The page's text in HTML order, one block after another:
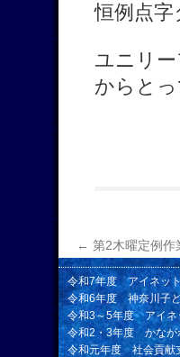
恒例点
ユニリ
からと
← 第2木曜定例
令和7年度 アイネッ
令和6年度 神奈川子
令和3～5年度 アイネ
令和2・3年度 かなが
令和元年度 社会貢献